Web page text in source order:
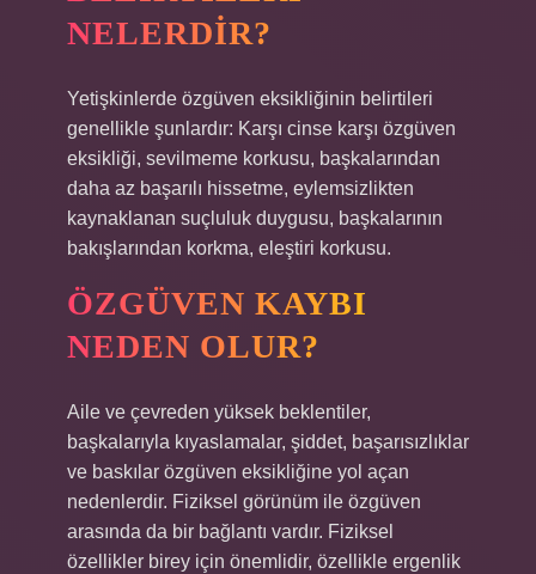
NELERDIR?
Yetişkinlerde özgüven eksikliğinin belirtileri
genellikle şunlardır: Karşı cinse karşı özgüven
eksikliği, sevilmeme korkusu, başkalarından
daha az başarılı hissetme, eylemsizlikten
kaynaklanan suçluluk duygusu, başkalarının
bakışlarından korkma, eleştiri korkusu.
ÖZGÜVEN KAYBI
NEDEN OLUR?
Aile ve çevreden yüksek beklentiler,
başkalarıyla kıyaslamalar, şiddet, başarısızlıklar
ve baskılar özgüven eksikliğine yol açan
nedenlerdir. Fiziksel görünüm ile özgüven
arasında da bir bağlantı vardır. Fiziksel
özellikler birey için önemlidir, özellikle ergenlik